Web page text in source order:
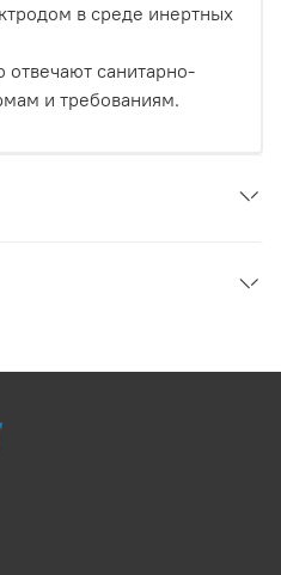
в среде инертных
отвечают санитарно-
и требованиям.